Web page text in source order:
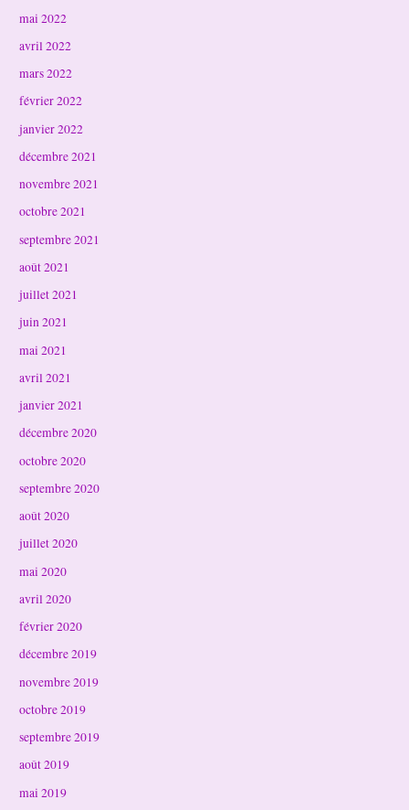
mai 2022
avril 2022
mars 2022
février 2022
janvier 2022
décembre 2021
novembre 2021
octobre 2021
septembre 2021
août 2021
juillet 2021
juin 2021
mai 2021
avril 2021
janvier 2021
décembre 2020
octobre 2020
septembre 2020
août 2020
juillet 2020
mai 2020
avril 2020
février 2020
décembre 2019
novembre 2019
octobre 2019
septembre 2019
août 2019
mai 2019